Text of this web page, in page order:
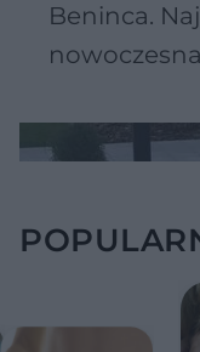
Beninca.